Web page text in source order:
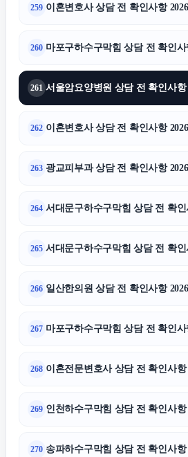
259 이혼변호사 상담 전 확인사항
260 마포구하수구막힘 상담 전 확인사
261
262 이혼변호사 상담 전 확인사항
263 광교피부과 상담 전 확인사항
264 서대문구하수구막힘 상담 전 확인
265 서대문구하수구막힘 상담 전 확인
266 일산한의원 상담 전 확인사항
267 마포구하수구막힘 상담 전 확인사
268 이혼전문변호사 상담 전 확인사항
269 인천하수구막힘 상담 전 확인사항
270 송파하수구막힘 상담 전 확인사항